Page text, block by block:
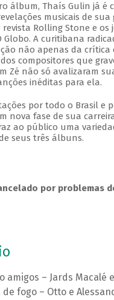
álbum, Thaís Gulin já é
musicais de sua
revista Rolling Stone e os
Globo. A curitibana
não apenas da crítica
compositores que
Zé não só avalizaram
inéditas para ela.
por todo o Brasil e
nova fase de sua
ao público uma
seus três álbuns.
por problemas
amigos – Jards Macalé
de fogo – Otto e